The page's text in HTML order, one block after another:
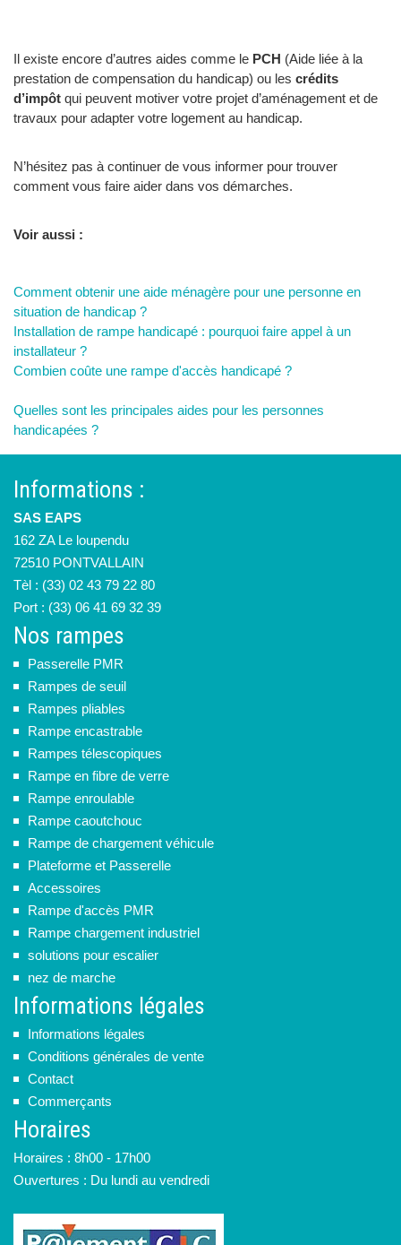
Il existe encore d’autres aides comme le PCH (Aide liée à la
prestation de compensation du handicap) ou les crédits
d’impôt qui peuvent motiver votre projet d’aménagement et de
travaux pour adapter votre logement au handicap.
N’hésitez pas à continuer de vous informer pour trouver
comment vous faire aider dans vos démarches.
Voir aussi :
Comment obtenir une aide ménagère pour une personne en
situation de handicap ?
Installation de rampe handicapé : pourquoi faire appel à un
installateur ?
Combien coûte une rampe d'accès handicapé ?
Quelles sont les principales aides pour les personnes
handicapées ?
Informations :
SAS EAPS
162 ZA Le loupendu
72510 PONTVALLAIN
Tèl : (33) 02 43 79 22 80
Port : (33) 06 41 69 32 39
Nos rampes
Passerelle PMR
Rampes de seuil
Rampes pliables
Rampe encastrable
Rampes télescopiques
Rampe en fibre de verre
Rampe enroulable
Rampe caoutchouc
Rampe de chargement véhicule
Plateforme et Passerelle
Accessoires
Rampe d'accès PMR
Rampe chargement industriel
solutions pour escalier
nez de marche
Informations légales
Informations légales
Conditions générales de vente
Contact
Commerçants
Horaires
Horaires : 8h00 - 17h00
Ouvertures : Du lundi au vendredi